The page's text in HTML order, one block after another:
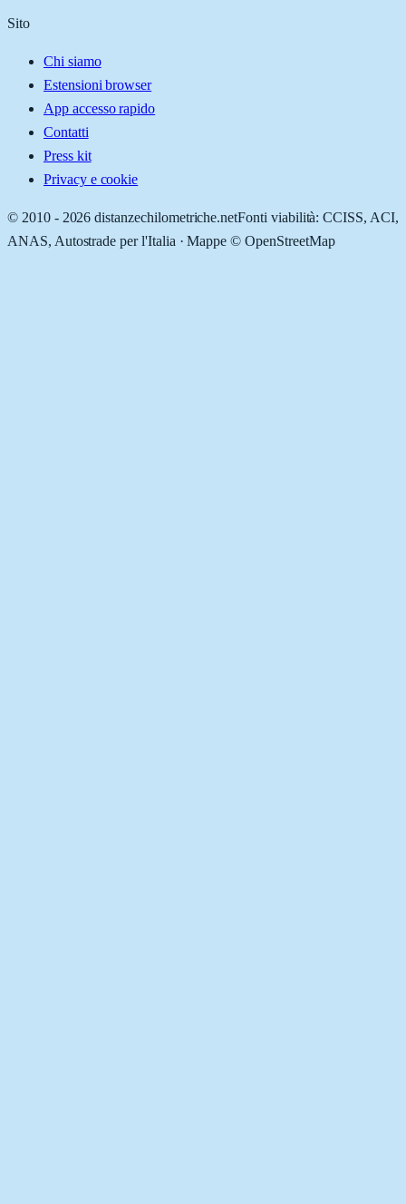
Sito
Chi siamo
Estensioni browser
App accesso rapido
Contatti
Press kit
Privacy e cookie
© 2010 - 2026 distanzechilometriche.netFonti viabilità: CCISS, ACI,
ANAS, Autostrade per l'Italia · Mappe © OpenStreetMap